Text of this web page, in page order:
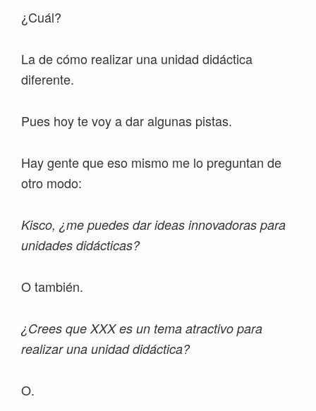
¿Cuál?
La de cómo realizar una unidad didáctica
diferente.
Pues hoy te voy a dar algunas pistas.
Hay gente que eso mismo me lo preguntan de
otro modo:
Kisco, ¿me puedes dar ideas innovadoras para
unidades didácticas?
O también.
¿Crees que XXX es un tema atractivo para
realizar una unidad didáctica?
O.